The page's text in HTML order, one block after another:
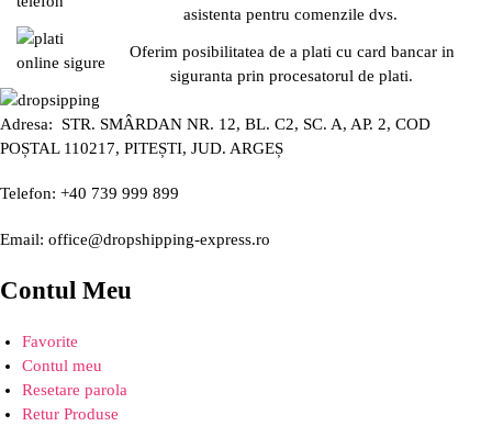
asistenta pentru comenzile dvs.
Oferim posibilitatea de a plati cu card bancar in
siguranta prin procesatorul de plati.
Adresa: STR. SMÂRDAN NR. 12, BL. C2, SC. A, AP. 2, COD
POȘTAL 110217, PITEȘTI, JUD. ARGEȘ
Telefon: +40 739 999 899
Email: office@dropshipping-express.ro
Contul Meu
Favorite
Contul meu
Resetare parola
Retur Produse